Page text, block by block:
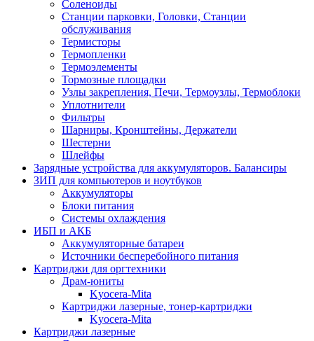
Соленоиды
Станции парковки, Головки, Станции
обслуживания
Термисторы
Термопленки
Термоэлементы
Тормозные площадки
Узлы закрепления, Печи, Термоузлы, Термоблоки
Уплотнители
Фильтры
Шарниры, Кронштейны, Держатели
Шестерни
Шлейфы
Зарядные устройства для аккумуляторов. Балансиры
ЗИП для компьютеров и ноутбуков
Аккумуляторы
Блоки питания
Системы охлаждения
ИБП и АКБ
Аккумуляторные батареи
Источники бесперебойного питания
Картриджи для оргтехники
Драм-юниты
Kyocera-Mita
Картриджи лазерные, тонер-картриджи
Kyocera-Mita
Картриджи лазерные